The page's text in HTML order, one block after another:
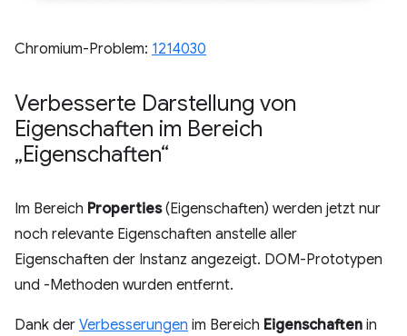
Chromium-Problem: 1214030
Verbesserte Darstellung von
Eigenschaften im Bereich
„Eigenschaften“
Im Bereich Properties(Eigenschaften) werden jetzt nur
noch relevante Eigenschaften anstelle aller
Eigenschaften der Instanz angezeigt. DOM-Prototypen
und -Methoden wurden entfernt.
Dank der Verbesserungen im Bereich Eigenschaften in